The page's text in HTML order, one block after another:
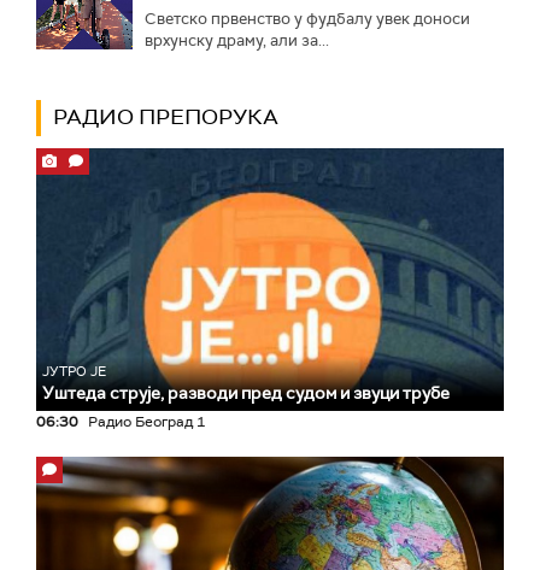
Светско првенство у фудбалу увек доноси
врхунску драму, али за...
РАДИО ПРЕПОРУКА
ЈУТРО ЈЕ
Уштеда струје, разводи пред судом и звуци трубе
06:30 Радио Београд 1